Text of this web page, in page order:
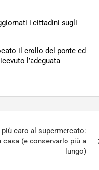
i cittadini sugli
il crollo del ponte ed
l’adeguata
più caro al supermercato:
casa (e conservarlo più a
lungo)